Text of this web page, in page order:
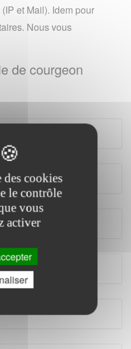
et Mail). Idem pour
Nous vous
de courgeon
cookies
le contrôle
vous
activer